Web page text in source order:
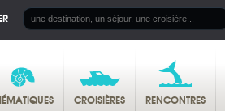
CROISIÈRES RENCONTRES